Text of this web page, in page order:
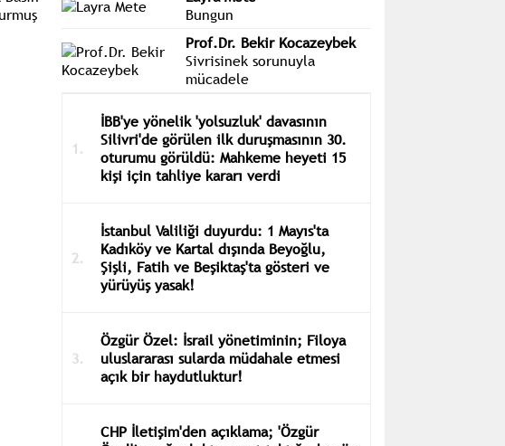
Bungun
Prof.Dr. Bekir Kocazeybek
Sivrisinek sorunuyla
mücadele
İBB'ye yönelik 'yolsuzluk' davasının
Silivri'de görülen ilk duruşmasının 30.
oturumu görüldü: Mahkeme heyeti 15
kişi için tahliye kararı verdi
İstanbul Valiliği duyurdu: 1 Mayıs'ta
Kadıköy ve Kartal dışında Beyoğlu,
Şişli, Fatih ve Beşiktaş'ta gösteri ve
yürüyüş yasak!
Özgür Özel: İsrail yönetiminin; Filoya
uluslararası sularda müdahale etmesi
açık bir haydutluktur!
CHP İletişim'den açıklama; 'Özgür